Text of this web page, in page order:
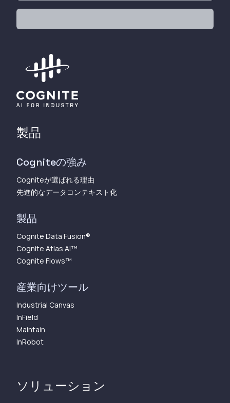
製品
Cogniteの強み
Cogniteが選ばれる理由
先進的なデータコンテキスト化
製品
Cognite Data Fusion®
Cognite Atlas AI™︎
Cognite Flows™︎
産業向けツール
Industrial Canvas
InField
Maintain
InRobot
ソリューション